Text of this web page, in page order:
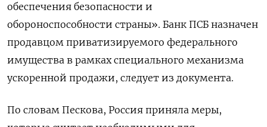
обеспечения безопасности и
обороноспособности страны». Банк ПСБ назначен
продавцом приватизируемого федерального
имущества в рамках специального механизма
ускоренной продажи, следует из документа.
По словам Пескова, Россия приняла меры,